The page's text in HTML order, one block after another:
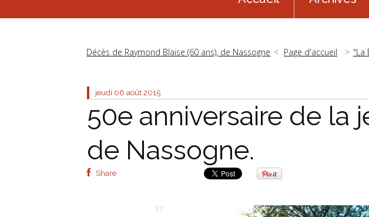
Décès de Raymond Blaise (60 ans), de Nassogne Page d'accueil "La
jeudi 06 août 2015
50e anniversaire de la
de Nassogne.
Share